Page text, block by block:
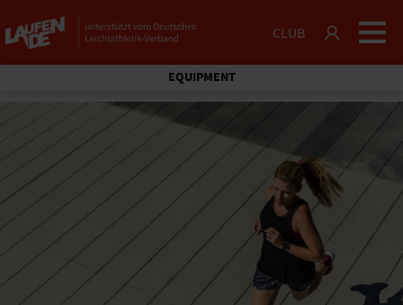
CLUB
EQUIPMENT